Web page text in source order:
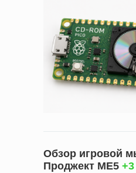
Обзор игровой
Проджект ME5 +3